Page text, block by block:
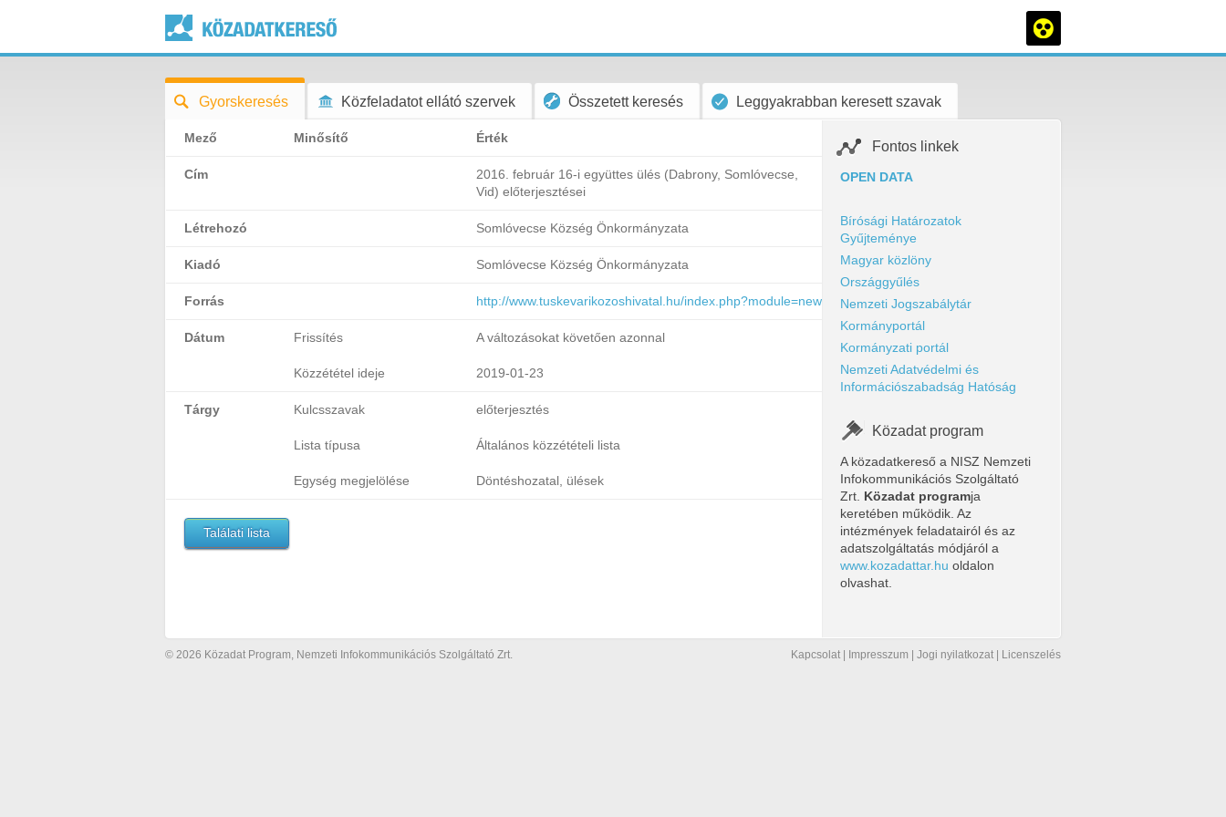
Gyorskeresés Közfeladatot ellátó szervek Összetett keresés Leggyakrabban keresett szavak
Mező Minősítő Érték
Cím
2016. február 16-i együttes ülés (Dabrony, Somlóvecse,
Vid) előterjesztései
Létrehozó Somlóvecse Község Önkormányzata
Kiadó Somlóvecse Község Önkormányzata
Forrás http://www.tuskevarikozoshivatal.hu/index.php?module=news&action=getfile&fid=250519
Dátum Frissítés A változásokat követően azonnal
Közzététel ideje 2019-01-23
Tárgy Kulcsszavak előterjesztés
Lista típusa Általános közzétételi lista
Egység megjelölése Döntéshozatal, ülések
Találati lista
Fontos linkek
OPEN DATA
Bírósági Határozatok
Gyűjteménye
Magyar közlöny
Országgyűlés
Nemzeti Jogszabálytár
Kormányportál
Kormányzati portál
Nemzeti Adatvédelmi és
Információszabadság Hatóság
Közadat program
A közadatkereső a NISZ Nemzeti
Infokommunikációs Szolgáltató
Zrt. Közadat programja
keretében működik. Az
intézmények feladatairól és az
adatszolgáltatás módjáról a
www.kozadattar.hu oldalon
olvashat.
© 2026 Közadat Program, Nemzeti Infokommunikációs Szolgáltató Zrt. Kapcsolat Impresszum Jogi nyilatkozat Licenszelés